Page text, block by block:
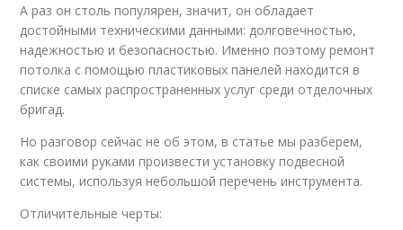
А раз он столь популярен, значит, он обладает
достойными техническими данными: долговечностью,
надежностью и безопасностью. Именно поэтому ремонт
потолка с помощью пластиковых панелей находится в
списке самых распространенных услуг среди отделочных
бригад.
Но разговор сейчас не об этом, в статье мы разберем,
как своими руками произвести установку подвесной
системы, используя небольшой перечень инструмента.
Отличительные черты: